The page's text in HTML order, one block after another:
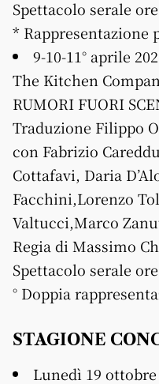
Spettacolo serale
* Rappresentazione
9-10-11° aprile
The Kitchen
RUMORI FUORI
Traduzione Filippo
con Fabrizio
Cottafavi, Daria
Facchini,Lorenzo
Valtucci,Marco
Regia di Massimo
Spettacolo serale
° Doppia
STAGIONE
Lunedì 19 ottobre